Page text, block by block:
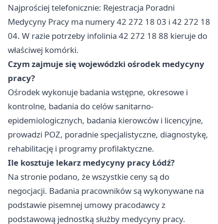
Najprościej telefonicznie: Rejestracja Poradni
Medycyny Pracy ma numery 42 272 18 03 i 42 272 18
04. W razie potrzeby infolinia 42 272 18 88 kieruje do
właściwej komórki.
Czym zajmuje się wojewódzki ośrodek medycyny
pracy?
Ośrodek wykonuje badania wstępne, okresowe i
kontrolne, badania do celów sanitarno-
epidemiologicznych, badania kierowców i licencyjne,
prowadzi POZ, poradnie specjalistyczne, diagnostykę,
rehabilitację i programy profilaktyczne.
Ile kosztuje lekarz medycyny pracy Łódź?
Na stronie podano, że wszystkie ceny są do
negocjacji. Badania pracowników są wykonywane na
podstawie pisemnej umowy pracodawcy z
podstawową jednostką służby medycyny pracy.